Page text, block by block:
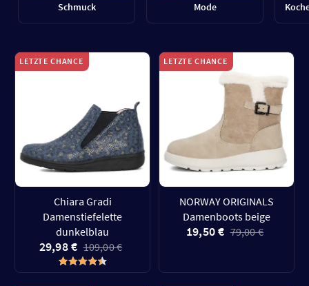
Schmuck Mode
LETZTE CHANCE
Chiara Gradi
Damenstiefelette
dunkelblau
29,98 € 109,00 €
LETZTE CHANCE
NORWAY ORIGINALS
Damenboots beige
19,50 € 79,00 €